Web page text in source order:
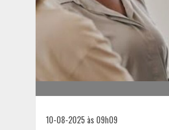
10-08-2025 às 09h09